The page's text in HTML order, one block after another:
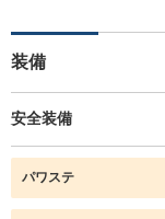
装備
安全装備
パワステ